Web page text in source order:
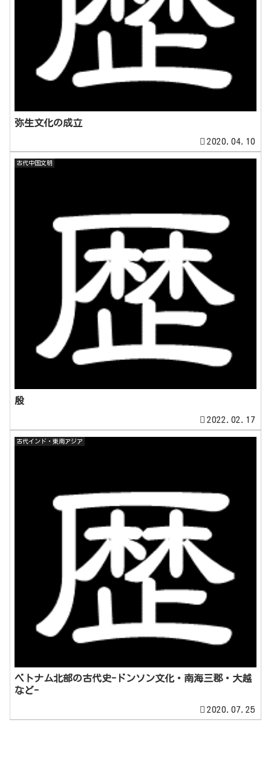
弥生文化の成立
2020.04.10
古代中国文明
殷
2022.02.17
古代インド・東南アジア
ベトナム北部の古代史-ドンソン文化・南海三郡・大越
など-
2020.07.25